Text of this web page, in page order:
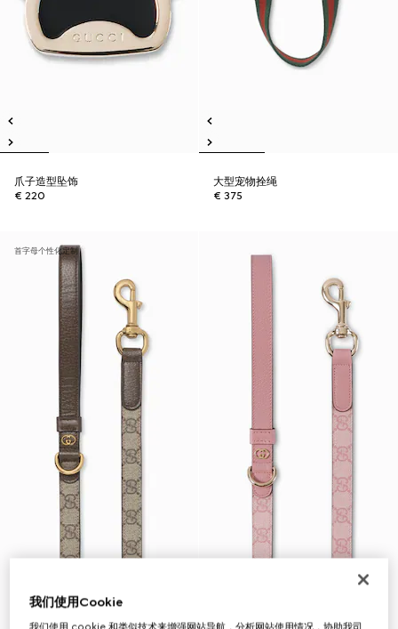
爪子造型坠饰
€ 220
大型宠物拴绳
€ 375
首字母个性化定制
我们使用Cookie